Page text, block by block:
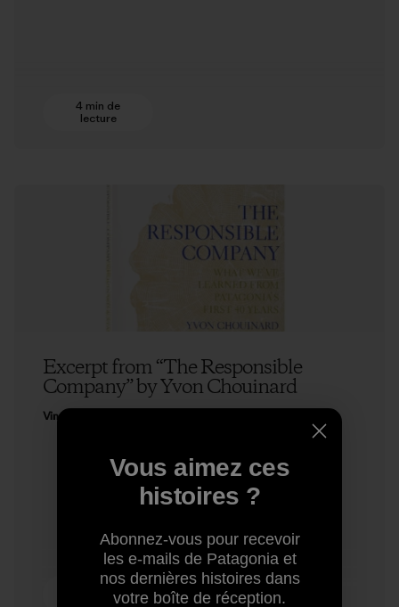
4 min de
lecture
Excerpt from “The Responsible
Company” by Yvon Chouinard
Vincent Stanley & Yvon Chouinard
8 min de
lecture
Vous aimez ces
histoires ?
Abonnez-vous pour recevoir
les e-mails de Patagonia et
nos dernières histoires dans
votre boîte de réception.